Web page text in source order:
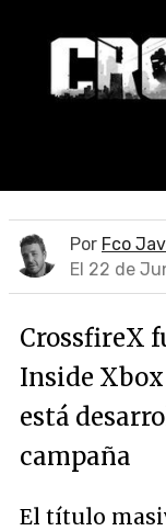
Por Fco
El 22 de
CrossfireX
Inside Xbox
está
campaña
El título